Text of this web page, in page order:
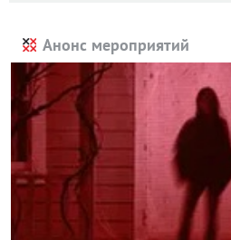
Анонс мероприятий